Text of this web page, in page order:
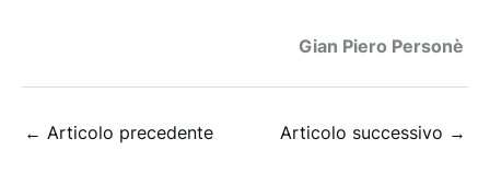
Gian Piero Personè
← Articolo precedente Articolo successivo →